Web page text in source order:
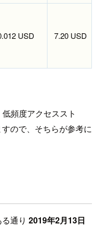
USD 7.20 USD
頻度アクセススト
ので、そちらが参考に
通り 2019年2月13日